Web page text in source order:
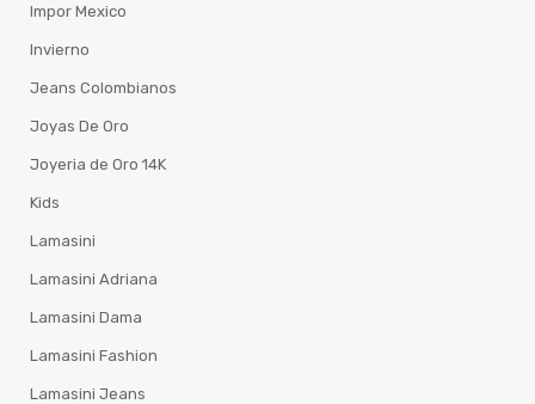
Impor Mexico
Invierno
Jeans Colombianos
Joyas De Oro
Joyeria de Oro 14K
Kids
Lamasini
Lamasini Adriana
Lamasini Dama
Lamasini Fashion
Lamasini Jeans